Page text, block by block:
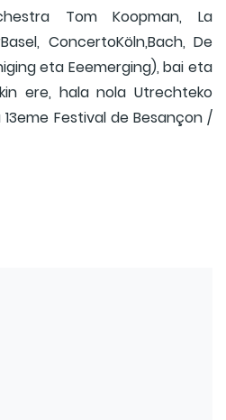
Tom Koopman, La
ConcertoKöln,Bach, De
eta Eeemerging), bai eta
ere, hala nola Utrechteko
Festival de Besançon /